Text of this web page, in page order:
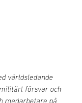
världsledande
försvar och
medarbetare på